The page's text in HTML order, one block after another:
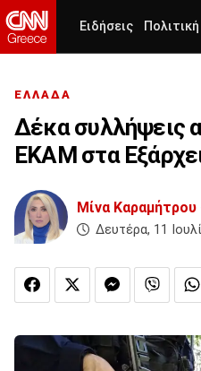
Ειδήσεις Πολιτική
ΕΛΛΑΔΑ
Δέκα συλλήψεις
ΕΚΑΜ στα
Μίνα Καραμήτρου
Δευτέρα, 11